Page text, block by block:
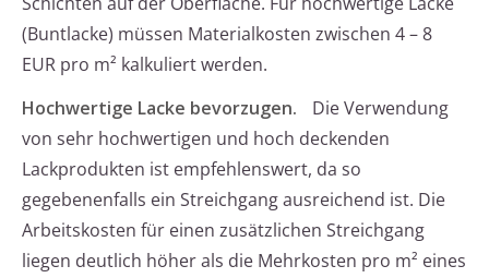
(Buntlacke) müssen Materialkosten zwischen 4 – 8
EUR pro m² kalkuliert werden.
Hochwertige Lacke bevorzugen.
Die Verwendung
von sehr hochwertigen und hoch deckenden
Lackprodukten ist empfehlenswert, da so
gegebenenfalls ein Streichgang ausreichend ist. Die
Arbeitskosten für einen zusätzlichen Streichgang
liegen deutlich höher als die Mehrkosten pro m² eines